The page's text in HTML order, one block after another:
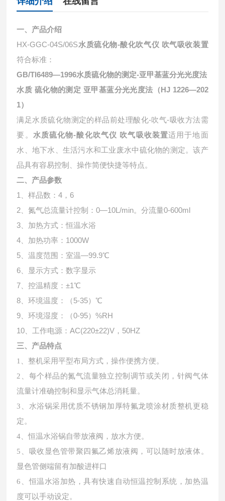
一、产品介绍
HX-GGC-04S/06S水质硫化物-酸化吹气仪 吹气吸收装置
符合标准：
GB/Tl6489—1996水质硫化物的测定-亚甲基蓝分光光度法
水质 硫化物的测定 亚甲基蓝分光光度法（HJ 1226—202
1）
满足水质硫化物测定的样品前处理酸化-吹气-吸收方法需
要。 水质硫化物-酸化吹气仪 吹气吸收装置适用于地面
水、地下水、生活污水和工业废水中硫化物的测定。该产
品具有容易控制、操作简便快捷等特点。
二、产品参数
1、样品数：4，6
2、氮气总流量计控制：0—10L/min。分流量0-600ml
3、加热方式：恒温水浴
4、加热功率：1000W
5、温度范围：室温—99.9℃
6、显示方式：数字显示
7、控温精度：±1℃
8、环境温度：（5-35）℃
9、环境湿度：（0-95）%RH
10、工作电源：AC(220±22)V，50HZ
三、产品特点
1
、整机采用平型布局方式，操作便携方便。
2、每个样品的氮气流量独立控制调节或关闭，针阀气体
流量计准确控制和显示气体总消耗量。
3、水浴锅采用优质不锈钢加厚特氟龙喷涂材质整机更稳
定。
4、恒温水浴锅自带放液阀，放水方便。
5、吸收显色管带聚四氟乙烯放液阀，可以随时放液体。
显色管侧端留有加酸进样口
6、恒温水浴加热，具有快速自动恒温控制系统，加热温
度可以手动设定。